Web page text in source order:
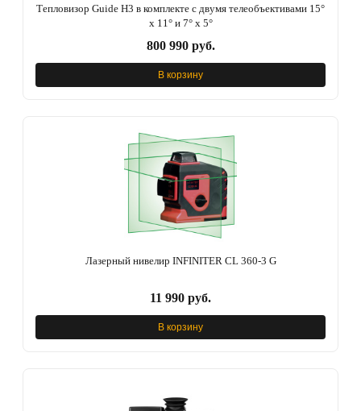
Тепловизор Guide H3 в комплекте с двумя телеобъективами 15°
x 11° и 7° x 5°
800 990 руб.
В корзину
Лазерный нивелир INFINITER CL 360-3 G
11 990 руб.
В корзину